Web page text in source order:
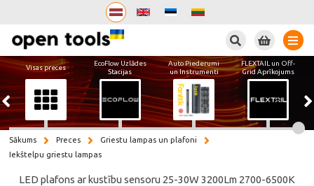
Visas preces
EcoFlow Uzlādes
Stacijas
Auto Piederumi
un Instrumenti
FLEXTAIL un Off-
Grid Aprīkojums
Sākums Preces
Griestu lampas un plafoni
Iekštelpu griestu lampas
LED plafons ar kustību sensoru 25-30W 3200Lm 2700-6500K